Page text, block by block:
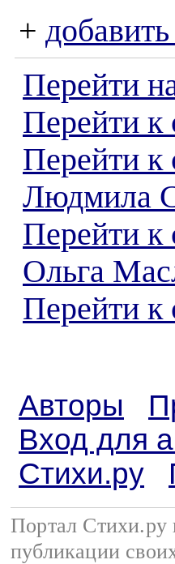
+
Перейти
Перейти к
Перейти к
Людмила
Перейти к
Ольга
Перейти к
Авторы
Вход для
Стихи.ру
Портал Стихи.ру
публикации